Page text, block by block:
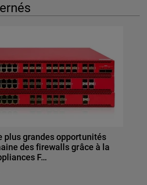
plus grandes opportunités
des firewalls grâce à la
F…